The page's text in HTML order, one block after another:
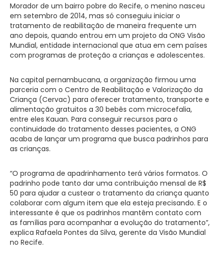
Morador de um bairro pobre do Recife, o menino nasceu
em setembro de 2014, mas só conseguiu iniciar o
tratamento de reabilitação de maneira frequente um
ano depois, quando entrou em um projeto da ONG Visão
Mundial, entidade internacional que atua em cem países
com programas de proteção a crianças e adolescentes.
Na capital pernambucana, a organização firmou uma
parceria com o Centro de Reabilitação e Valorização da
Criança (Cervac) para oferecer tratamento, transporte e
alimentação gratuitos a 30 bebês com microcefalia,
entre eles Kauan. Para conseguir recursos para o
continuidade do tratamento desses pacientes, a ONG
acaba de lançar um programa que busca padrinhos para
as crianças.
“O programa de apadrinhamento terá vários formatos. O
padrinho pode tanto dar uma contribuição mensal de R$
50 para ajudar a custear o tratamento da criança quanto
colaborar com algum item que ela esteja precisando. E o
interessante é que os padrinhos mantêm contato com
as famílias para acompanhar a evolução do tratamento”,
explica Rafaela Pontes da Silva, gerente da Visão Mundial
no Recife.